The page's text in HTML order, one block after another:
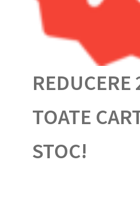
REDUCERE
TOATE
STOC!